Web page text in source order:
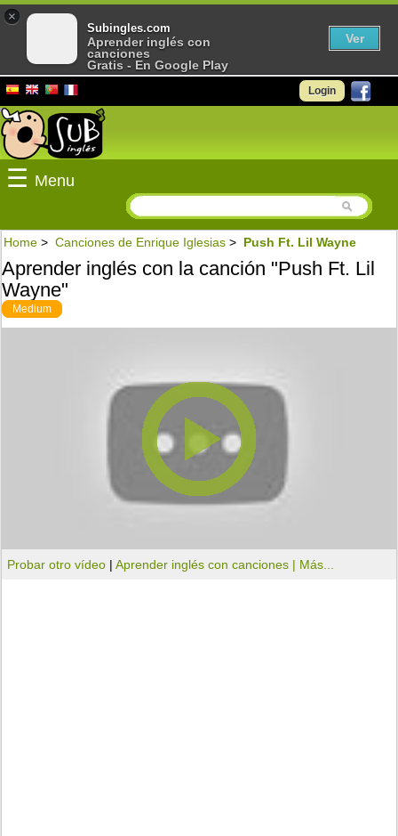
Login
☰ Menu
Home > Canciones de Enrique Iglesias > Push Ft. Lil Wayne
Aprender inglés con la canción "Push Ft. Lil
Wayne"
Medium
Probar otro vídeo |Aprender inglés con canciones | Más...
×
Subingles.com
Aprender inglés con
canciones
Gratis - En Google Play
Ver